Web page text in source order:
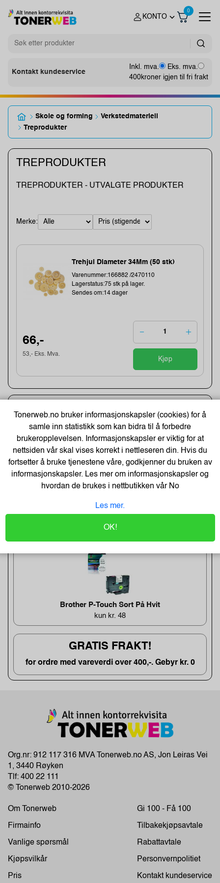
KONTO
0
Kontakt kundeservice
Inkl. mva.
Eks. mva.
400kroner igjen til fri frakt
Skole og forming
Verkstedmateriell
Treprodukter
Kjøpshjelp
Man - Fre 09:00 - 17:00
400 22 111
Post@tonerweb.no
UKENS TILBUD!
Brother P-Touch Sort På Hvit
kun kr. 48
GRATIS FRAKT!
for ordre med vareverdi over 400,-. Gebyr kr. 0
TREPRODUKTER
TREPRODUKTER - UTVALGTE PRODUKTER
Merke:
Trehjul Diameter 34Mm (50 stk)
Varenummer:166882 /2470110
Lagerstatus:75 stk på lager.
Sendes om:14 dager
66,-
53,- Eks. Mva.
Kjøp
Org.nr: 912 117 316 MVA Tonerweb.no AS, Jon Leiras Vei
1, 3440 Røyken
Tlf: 400 22 111
© Tonerweb 2010-2026
Om Tonerweb
Firmainfo
Vanlige spørsmål
Kjøpsvilkår
Pris
Gi 100 - Få 100
Tilbakekjøpsavtale
Rabattavtale
Personvernpolitiet
Kontakt kundeservice
Tonerweb.no bruker informasjonskapsler (cookies) for å
samle inn statistikk som kan bidra til å forbedre
brukeropplevelsen. Informasjonskapsler er viktig for at
nettsiden vår skal vises korrekt i nettleseren din. Hvis du
fortsetter å bruke tjenestene våre, godkjenner du bruken av
informasjonskapsler. Les mer om informasjonskapsler og
hvordan de brukes i nettbutikken vårNo
Les mer.
OK!